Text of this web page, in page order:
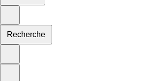
Recherche